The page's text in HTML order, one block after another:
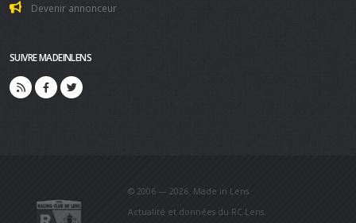
Devenir annonceur
SUIVRE MADEINLENS
© 2006 — 2026. Made in Lens.
Actualité et données du RC Lens.